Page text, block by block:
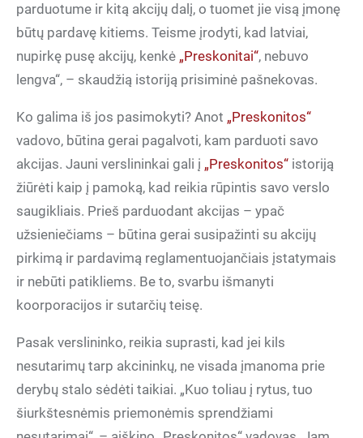
parduotume ir kitą akcijų dalį, o tuomet jie visą įmonę
būtų pardavę kitiems. Teisme įrodyti, kad latviai,
nupirkę pusę akcijų, kenkė „Preskonitai“, nebuvo
lengva“, – skaudžią istoriją prisiminė pašnekovas.
Ko galima iš jos pasimokyti? Anot „Preskonitos“
vadovo, būtina gerai pagalvoti, kam parduoti savo
akcijas. Jauni verslininkai gali į „Preskonitos“ istoriją
žiūrėti kaip į pamoką, kad reikia rūpintis savo verslo
saugikliais. Prieš parduodant akcijas – ypač
užsieniečiams – būtina gerai susipažinti su akcijų
pirkimą ir pardavimą reglamentuojančiais įstatymais
ir nebūti patikliems. Be to, svarbu išmanyti
koorporacijos ir sutarčių teisę.
Pasak verslininko, reikia suprasti, kad jei kils
nesutarimų tarp akcininkų, ne visada įmanoma prie
derybų stalo sėdėti taikiai. „Kuo toliau į rytus, tuo
šiurkštesnėmis priemonėmis sprendžiami